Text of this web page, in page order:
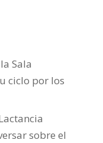
Sala
ciclo por los
sobre el